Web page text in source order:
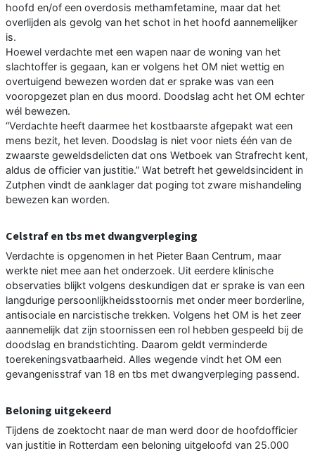
hoofd en/of een overdosis methamfetamine, maar dat het
overlijden als gevolg van het schot in het hoofd aannemelijker
is.
Hoewel verdachte met een wapen naar de woning van het
slachtoffer is gegaan, kan er volgens het OM niet wettig en
overtuigend bewezen worden dat er sprake was van een
vooropgezet plan en dus moord. Doodslag acht het OM echter
wél bewezen.
“Verdachte heeft daarmee het kostbaarste afgepakt wat een
mens bezit, het leven. Doodslag is niet voor niets één van de
zwaarste geweldsdelicten dat ons Wetboek van Strafrecht kent,
aldus de officier van justitie.” Wat betreft het geweldsincident in
Zutphen vindt de aanklager dat poging tot zware mishandeling
bewezen kan worden.
Celstraf en tbs met dwangverpleging
Verdachte is opgenomen in het Pieter Baan Centrum, maar
werkte niet mee aan het onderzoek. Uit eerdere klinische
observaties blijkt volgens deskundigen dat er sprake is van een
langdurige persoonlijkheidsstoornis met onder meer borderline,
antisociale en narcistische trekken. Volgens het OM is het zeer
aannemelijk dat zijn stoornissen een rol hebben gespeeld bij de
doodslag en brandstichting. Daarom geldt verminderde
toerekeningsvatbaarheid. Alles wegende vindt het OM een
gevangenisstraf van 18 en tbs met dwangverpleging passend.
Beloning uitgekeerd
Tijdens de zoektocht naar de man werd door de hoofdofficier
van justitie in Rotterdam een beloning uitgeloofd van 25.000